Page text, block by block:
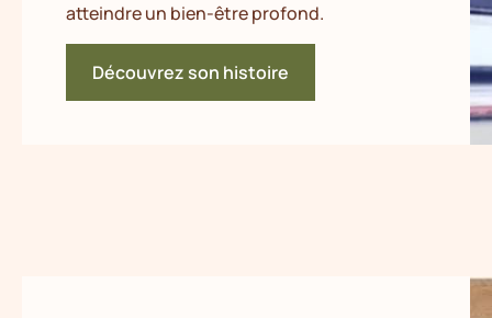
atteindre un bien-être profond.
Découvrez son histoire